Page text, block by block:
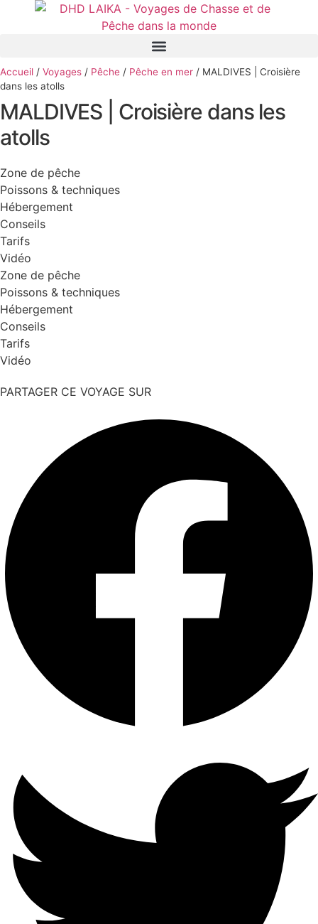
Accueil / Voyages / Pêche / Pêche en mer / MALDIVES | Croisière
dans les atolls
MALDIVES | Croisière dans les
atolls
Zone de pêche
Poissons & techniques
Hébergement
Conseils
Tarifs
Vidéo
Zone de pêche
Poissons & techniques
Hébergement
Conseils
Tarifs
Vidéo
PARTAGER CE VOYAGE SUR
Panneau de gestion des cookies